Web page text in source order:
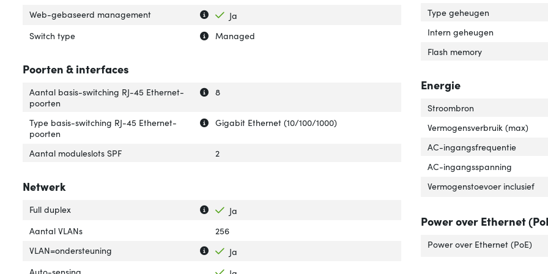
Uitleg over 'Web-gebaseerd management'
Verberg uitleg over 'Web-gebaseerd management'
Web-gebaseerd management
Ja
Uitleg over 'Switch type'
Verberg uitleg over 'Switch type'
Switch type Managed
Poorten & interfaces
Uitleg over 'Aantal basis-switching RJ-45 Ethernet-poorten'
Verberg uitleg over 'Aantal basis-switching RJ-45 Ethernet-poorten'
Aantal basis-switching RJ-45 Ethernet-
poorten
8
Uitleg over 'Type basis-switching RJ-45 Ethernet-poorten'
Verberg uitleg over 'Type basis-switching RJ-45 Ethernet-poorten'
Type basis-switching RJ-45 Ethernet-
poorten
Gigabit Ethernet (10/100/1000)
Aantal moduleslots SPF 2
Netwerk
Uitleg over 'Full duplex'
Verberg uitleg over 'Full duplex'
Full duplex
Ja
Aantal VLANs
256
Uitleg over 'VLAN=ondersteuning'
Verberg uitleg over 'VLAN=ondersteuning'
VLAN=ondersteuning
Ja
Type geheugen
Intern geheugen
Flash memory
Energie
Stroombron
Vermogensverbruik (max)
AC-ingangsfrequentie
AC-ingangsspanning
Vermogenstoevoer inclusief
Power over Ethernet
Power over Ethernet (PoE)